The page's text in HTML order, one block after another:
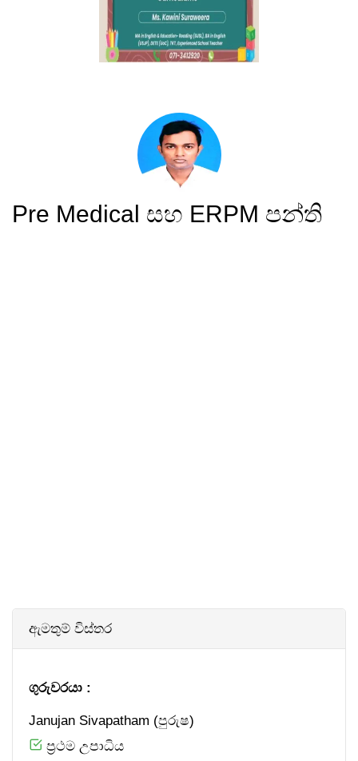
Pre Medical සහ ERPM පන්ති
ඇමතුම් විස්තර
ගුරුවරයා :
Janujan Sivapatham (පුරුෂ)
ප්‍රථම උපාධිය